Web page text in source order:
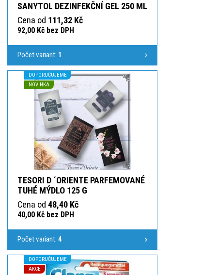
SANYTOL DEZINFEKČNÍ GEL 250 ML
Cena od 111,32 Kč
92,00 Kč bez DPH
Počet variant: 1
DOPORUČUJEME
NOVINKA
TESORI D ´ORIENTE PARFEMOVANÉ
TUHÉ MÝDLO 125 G
Cena od 48,40 Kč
40,00 Kč bez DPH
Počet variant: 4
DOPORUČUJEME
AKCE